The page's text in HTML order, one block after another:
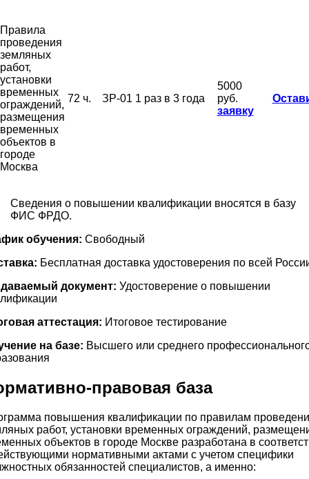
Правила
проведения
земляных
работ,
установки
временных
ограждений,
размещения
временных
объектов в
городе
Москва
72 ч. ЗР-01 1 раз в 3 года
5000
руб.
заявку
Сведения о повышении квалификации вносятся в базу
ФИС ФРДО.
обучения: Свободный
Бесплатная доставка удостоверения по всей
документ: Удостоверение о повышении
аттестация: Итоговое тестирование
на базе: Высшего или среднего
правовая база
повышения квалификации по правилам
работ, установки временных ограждений,
объектов в городе Москве разработана в
нормативными актами с учетом специфики
обязанностей специалистов, а именно: